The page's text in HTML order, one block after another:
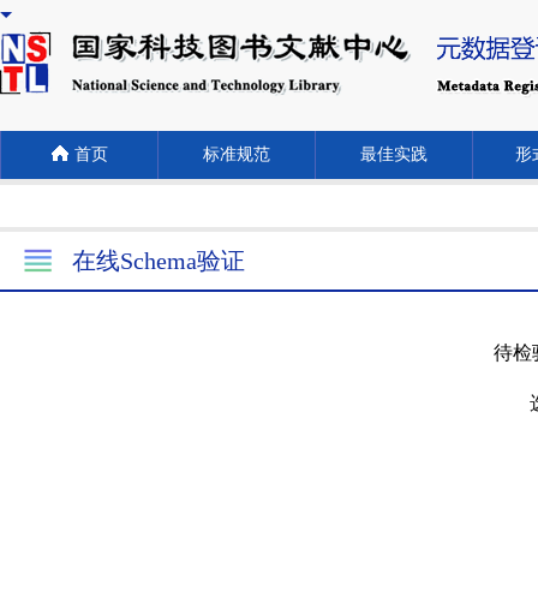
首页 标准规范 最佳实践 形
在线Schema验证
待检